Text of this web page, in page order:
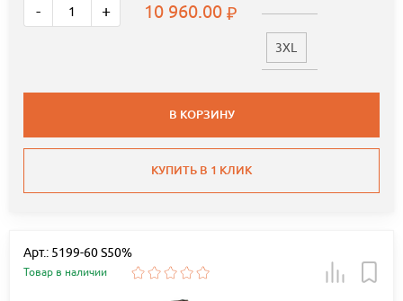
- + 10 960.00
3XL
В КОРЗИНУ
КУПИТЬ В 1 КЛИК
Арт.: 5199-60 S50%
Товар в наличии